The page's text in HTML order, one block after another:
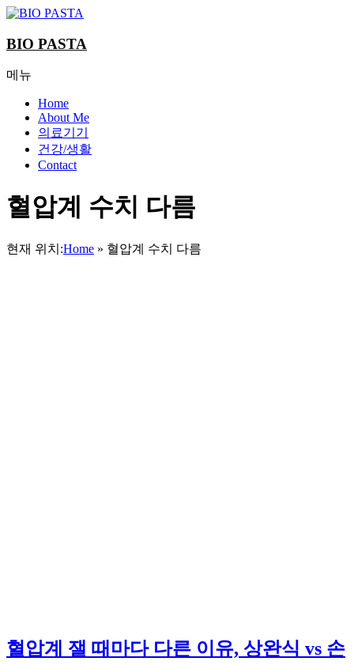
Skip
content
BIO PASTA
메뉴
Home
About Me
의료기기
건강/생활
Contact
혈압계 수치 다름
현재 위치:Home » 혈압계 수치 다름
혈압계 잴 때마다 다른 이유, 상완식 vs 손